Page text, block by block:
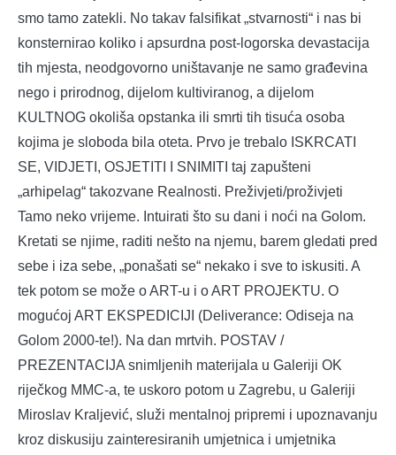
smo tamo zatekli. No takav falsifikat „stvarnosti“ i nas bi
konsternirao koliko i apsurdna post-logorska devastacija
tih mjesta, neodgovorno uništavanje ne samo građevina
nego i prirodnog, dijelom kultiviranog, a dijelom
KULTNOG okoliša opstanka ili smrti tih tisuća osoba
kojima je sloboda bila oteta. Prvo je trebalo ISKRCATI
SE, VIDJETI, OSJETITI I SNIMITI taj zapušteni
„arhipelag“ takozvane Realnosti. Preživjeti/proživjeti
Tamo neko vrijeme. Intuirati što su dani i noći na Golom.
Kretati se njime, raditi nešto na njemu, barem gledati pred
sebe i iza sebe, „ponašati se“ nekako i sve to iskusiti. A
tek potom se može o ART-u i o ART PROJEKTU. O
mogućoj ART EKSPEDICIJI (Deliverance: Odiseja na
Golom 2000-te!). Na dan mrtvih. POSTAV /
PREZENTACIJA snimljenih materijala u Galeriji OK
riječkog MMC-a, te uskoro potom u Zagrebu, u Galeriji
Miroslav Kraljević, služi mentalnoj pripremi i upoznavanju
kroz diskusiju zainteresiranih umjetnica i umjetnika